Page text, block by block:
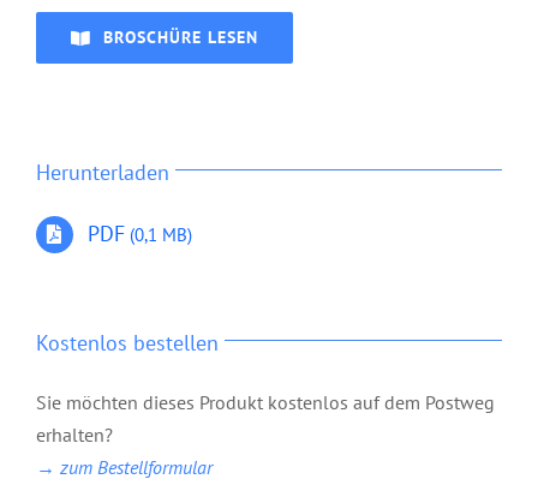
BROSCHÜRE LESEN
Herunterladen
PDF (0,1 MB)
Kostenlos bestellen
Sie möchten dieses Produkt kostenlos auf dem Postweg
erhalten?
→ zum Bestellformular